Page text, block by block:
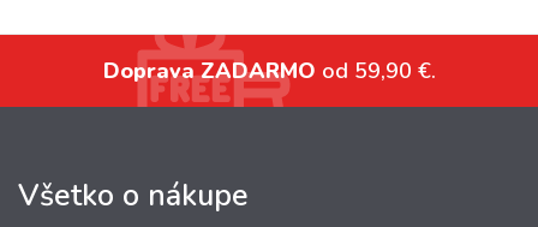
Doprava ZADARMO od 59,90 €.
Všetko o nákupe